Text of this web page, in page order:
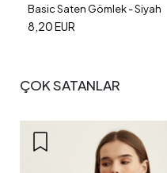
Floş Basic Saten Gömlek - Bej
8,02 EUR
ÇOK SATANLAR